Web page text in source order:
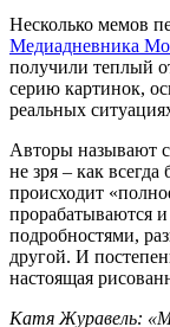
Несколько мемов
Медиадневника
получили теплый
серию картинок,
реальных
Авторы называют
не зря – как
происходит
прорабатываются
подробностями,
другой. И
настоящая
Катя Журавель: